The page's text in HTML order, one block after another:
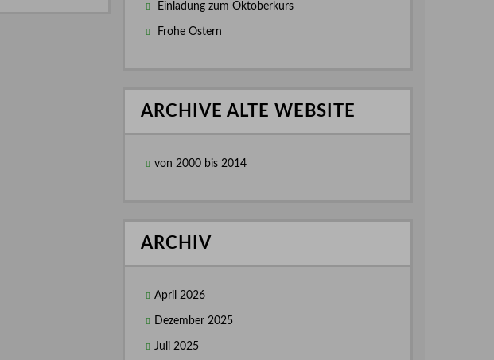
Einladung zum Oktoberkurs
Frohe Ostern
ARCHIVE ALTE WEBSITE
von 2000 bis 2014
ARCHIV
April 2026
Dezember 2025
Juli 2025